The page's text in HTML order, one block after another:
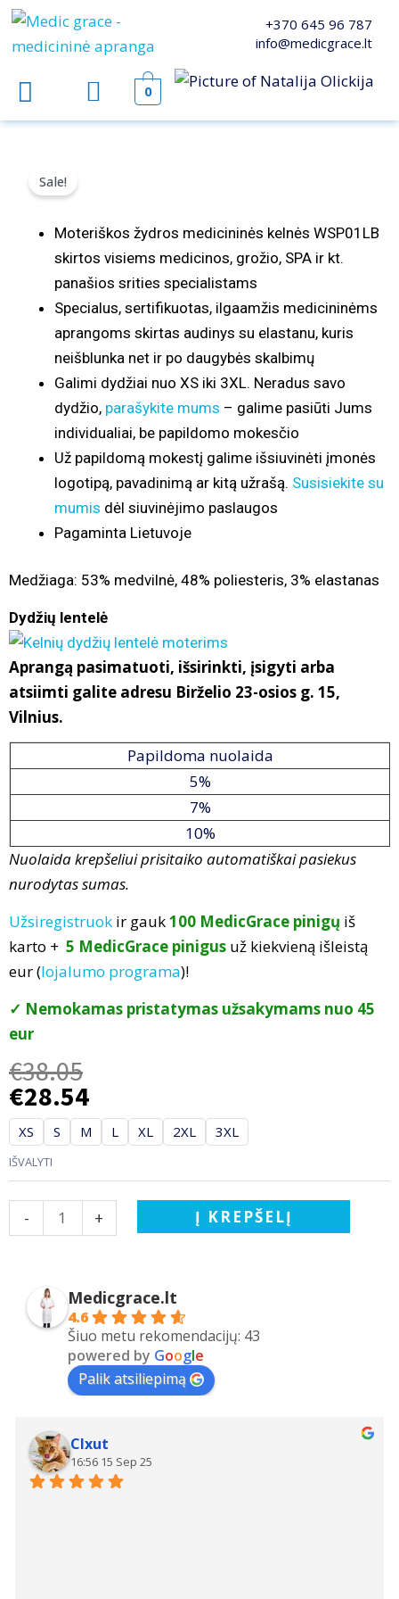
Pereiti
+370 645 96 787
info@medicgrace.lt
0
Sale!
Moteriškos žydros medicininės kelnės WSP01LB
skirtos visiems medicinos, grožio, SPA ir kt.
panašios srities specialistams
Specialus, sertifikuotas, ilgaamžis medicininėms
aprangoms skirtas audinys su elastanu, kuris
neišblunka net ir po daugybės skalbimų
Galimi dydžiai nuo XS iki 3XL. Neradus savo
dydžio, parašykite mums – galime pasiūti Jums
individualiai, be papildomo mokesčio
Už papildomą mokestį galime išsiuvinėti įmonės
logotipą, pavadinimą ar kitą užrašą. Susisiekite su
mumis dėl siuvinėjimo paslaugos
Pagaminta Lietuvoje
Medžiaga: 53% medvilnė, 48% poliesteris, 3% elastanas
Dydžių lentelė
Aprangą pasimatuoti, išsirinkti, įsigyti arba
atsiimti galite adresu Birželio 23-osios g. 15,
Vilnius.
Papildoma nuolaida
5%
7%
10%
Nuolaida krepšeliui prisitaiko automatiškai pasiekus
nurodytas sumas.
Užsiregistruok ir gauk100 MedicGrace pinigų iš
karto + 5 MedicGrace pinigus už kiekvieną išleistą
eur (lojalumo programa)!
✓ Nemokamas pristatymas užsakymams nuo 45
eur
€38.05
€28.54
XS S M L XL 2XL 3XL
IŠVALYTI
-
produkto
kiekis:
žydros
medicininės
tamprios
elastanu
WSP01LB
+ Į KREPŠELĮ
Medicgrace.lt
4.6
Šiuo metu rekomendacijų: 43
powered by Google
Palik atsiliepimą
Clxut
16:56 15 Sep 25